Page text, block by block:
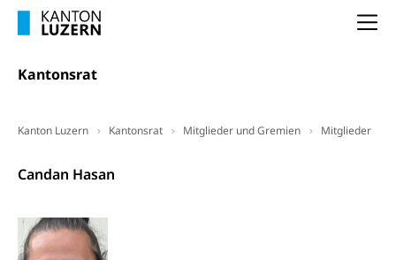
Kantonsrat
Kanton Luzern Kantonsrat Mitglieder und Gremien Mitglieder
Kantonsrat
Candan Hasan